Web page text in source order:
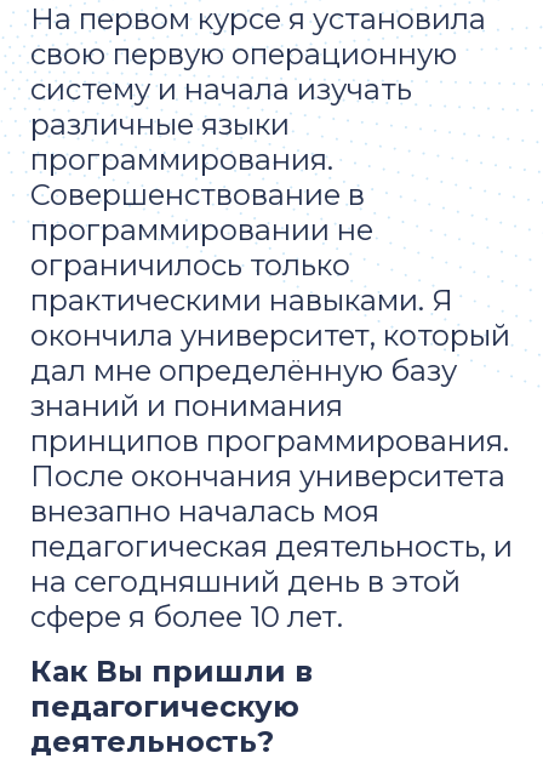
На первом курсе я установила
свою первую операционную
систему и начала изучать
различные языки
программирования.
Совершенствование в
программировании не
ограничилось только
практическими навыками. Я
окончила университет, который
дал мне определённую базу
знаний и понимания
принципов программирования.
После окончания университета
внезапно началась моя
педагогическая деятельность, и
на сегодняшний день в этой
сфере я более 10 лет.
Как Вы пришли в
педагогическую
деятельность?